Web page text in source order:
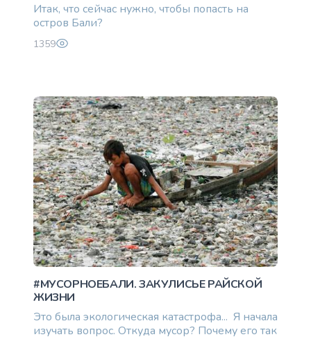
Итак, что сейчас нужно, чтобы попасть на
остров Бали?
1359
#МУСОРНОЕБАЛИ. ЗАКУЛИСЬЕ РАЙСКОЙ
ЖИЗНИ
Это была экологическая катастрофа... Я начала
изучать вопрос. Откуда мусор? Почему его так